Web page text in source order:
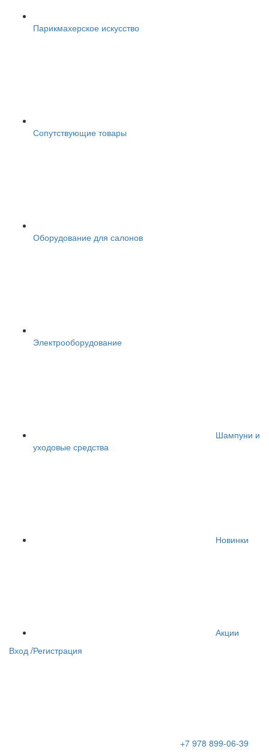
Парикмахерское искусство
Сопутствующие товары
Оборудование для салонов
Электрооборудование
Шампуни и
уходовые средства
Новинки
Акции
Вход /Регистрация
+7 978 899-06-39